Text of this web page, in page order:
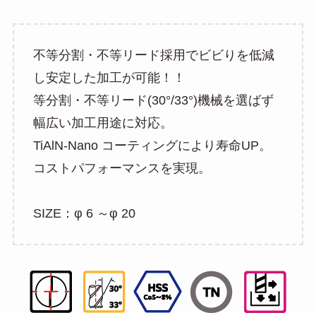
不等分割・不等リード採用でビビりを低減
し安定した加工が可能！！
等分割・不等リード(30°/33°)機械を選ばず
幅広い加工用途に対応。
TiAlN-Nano コーティングにより寿命UP。
コストパフォーマンスを実現。
SIZE：φ 6 ～φ 20